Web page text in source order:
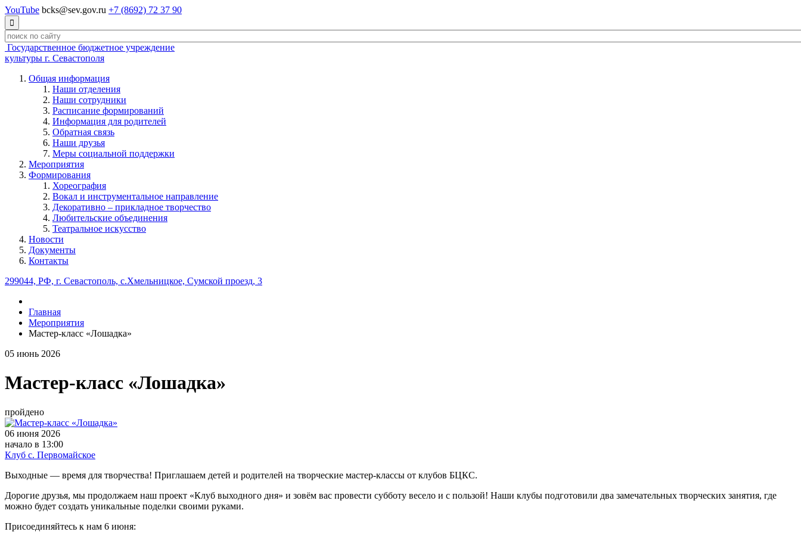
YouTube bcks@sev.gov.ru +7 (8692) 72 37 90

Государственное бюджетное учреждение
культуры г. Севастополя
Общая информация
Наши отделения
Наши сотрудники
Расписание формирований
Информация для родителей
Обратная связь
Наши друзья
Меры социальной поддержки
Мероприятия
Формирования
Хореография
Вокал и инструментальное направление
Декоративно – прикладное творчество
Любительские объединения
Театральное искусство
Новости
Документы
Контакты
299044, РФ, г. Севастополь, с.Хмельницкое, Сумской проезд, 3
Главная
Мероприятия
Мастер-класс «Лошадка»
05 июнь 2026
Мастер-класс «Лошадка»
пройдено
06 июня 2026
начало в 13:00
Клуб с. Первомайское
Выходные — время для творчества! Приглашаем детей и родителей на творческие мастер-классы от клубов БЦКС.
Дорогие друзья, мы продолжаем наш проект «Клуб выходного дня» и зовём вас провести субботу весело и с пользой! Наши клубы подготовили два замечательных творческих занятия, где
можно будет создать уникальные поделки своими руками.
Присоединяйтесь к нам 6 июня: